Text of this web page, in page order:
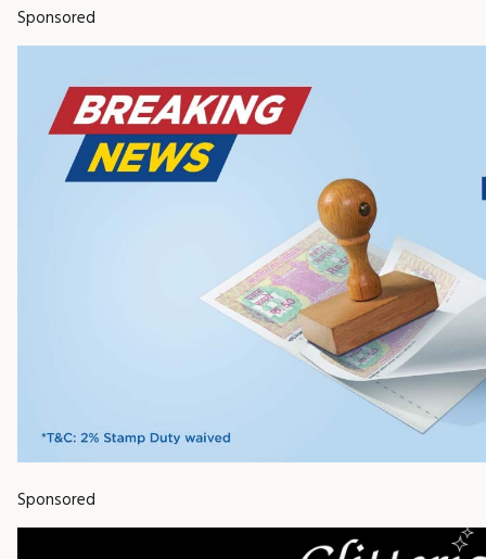
Sponsored
Sponsored